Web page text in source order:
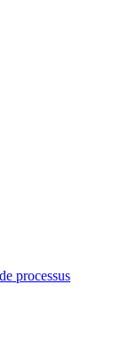
processus